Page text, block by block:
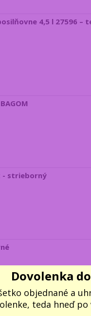
4,5 l 27596 –
- strieborný
Dovolenka
objednané a
teda hneď po